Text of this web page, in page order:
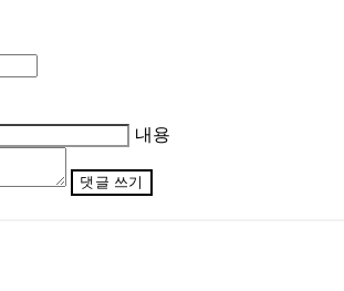
내용
댓글 쓰기